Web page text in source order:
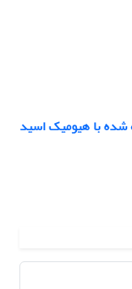
شده با هیومیک اسید